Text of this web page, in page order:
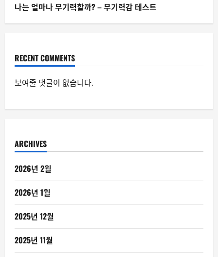
나는 얼마나 무기력할까? – 무기력감 테스트
RECENT COMMENTS
보여줄 댓글이 없습니다.
ARCHIVES
2026년 2월
2026년 1월
2025년 12월
2025년 11월